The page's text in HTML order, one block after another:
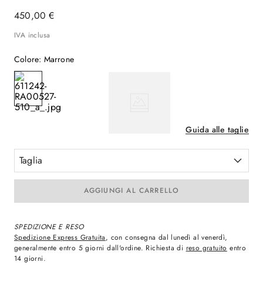
450,00 €
IVA inclusa
Colore: Marrone
Guida alle taglie
Taglia
AGGIUNGI AL CARRELLO
SPEDIZIONE E RESO
Spedizione Express Gratuita, con consegna dal lunedì al venerdì,
generalmente entro 5 giorni dall'ordine. Richiesta di reso gratuito entro
14 giorni.